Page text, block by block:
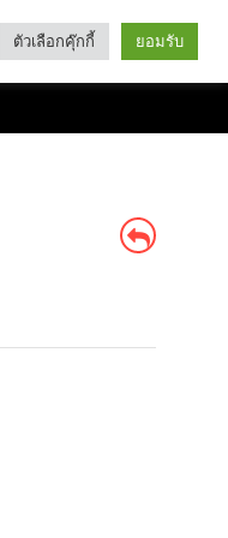
Categories
ตัวเลือกคุ๊กกี้ ยอมรับ